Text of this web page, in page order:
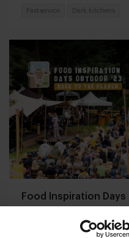
Fastservice Dark kitchens
Food Inspiration
Het inspiratie-event voor